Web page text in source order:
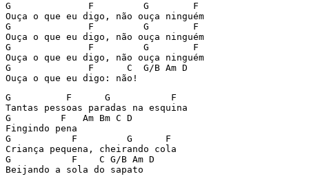
G              F         G        F
Ouça o que eu digo, não ouça ninguém
G              F         G        F
Ouça o que eu digo, não ouça ninguém
G              F         G        F
Ouça o que eu digo, não ouça ninguém
G              F      C  G/B Am D
G          F      G           F
Tantas pessoas paradas na esquina
G         F   Am Bm C D
Fingindo pena
G           F         G      F
Criança pequena, cheirando cola
G           F    C G/B Am D